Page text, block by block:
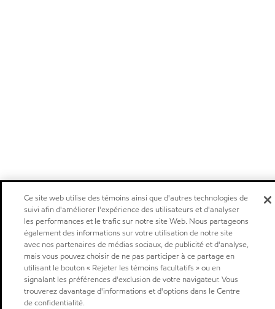
Ce site web utilise des témoins ainsi que d'autres technologies de
suivi afin d'améliorer l'expérience des utilisateurs et d'analyser
les performances et le trafic sur notre site Web. Nous partageons
également des informations sur votre utilisation de notre site
avec nos partenaires de médias sociaux, de publicité et d'analyse,
mais vous pouvez choisir de ne pas participer à ce partage en
utilisant le bouton « Rejeter les témoins facultatifs » ou en
signalant les préférences d'exclusion de votre navigateur. Vous
trouverez davantage d'informations et d'options dans le Centre
de confidentialité.